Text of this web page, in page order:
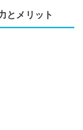
とメリット